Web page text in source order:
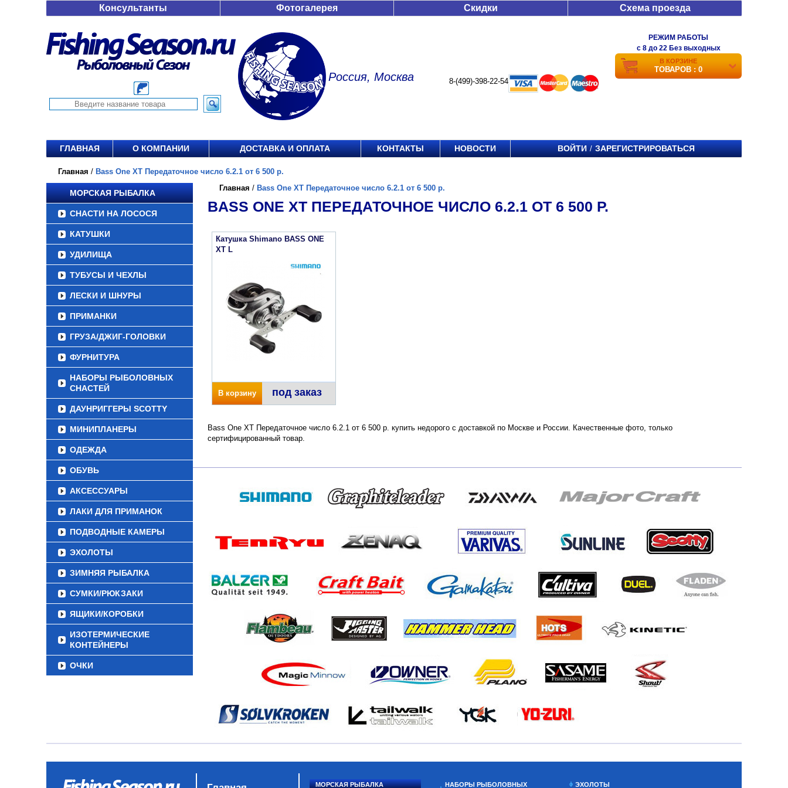
Консультанты Фотогалерея Скидки Схема проезда
Россия, Москва 8-(499)-398-22-54
РЕЖИМ РАБОТЫ
c 8 до 22 Без выходных
В КОРЗИНЕ
ТОВАРОВ : 0
ГЛАВНАЯ О КОМПАНИИ ДОСТАВКА И ОПЛАТА КОНТАКТЫ НОВОСТИ ВОЙТИ / ЗАРЕГИСТРИРОВАТЬСЯ
Главная / Bass One XT Передаточное число 6.2.1 от 6 500 р.
МОРСКАЯ РЫБАЛКА
СНАСТИ НА ЛОСОСЯ
КАТУШКИ
УДИЛИЩА
ТУБУСЫ И ЧЕХЛЫ
ЛЕСКИ И ШНУРЫ
ПРИМАНКИ
ГРУЗА/ДЖИГ-ГОЛОВКИ
ФУРНИТУРА
НАБОРЫ РЫБОЛОВНЫХ
СНАСТЕЙ
ДАУНРИГГЕРЫ SCOTTY
МИНИПЛАНЕРЫ
ОДЕЖДА
ОБУВЬ
АКСЕССУАРЫ
ЛАКИ ДЛЯ ПРИМАНОК
ПОДВОДНЫЕ КАМЕРЫ
ЭХОЛОТЫ
ЗИМНЯЯ РЫБАЛКА
СУМКИ/РЮКЗАКИ
ЯЩИКИ/КОРОБКИ
ИЗОТЕРМИЧЕСКИЕ
КОНТЕЙНЕРЫ
ОЧКИ
Главная / Bass One XT Передаточное число 6.2.1 от 6 500 р.
BASS ONE XT ПЕРЕДАТОЧНОЕ ЧИСЛО 6.2.1 ОТ 6 500 Р.
Катушка Shimano BASS ONE
XT L
В корзину под заказ
Bass One XT Передаточное число 6.2.1 от 6 500 р. купить недорого с доставкой по Москве и России. Качественные фото, только
сертифицированный товар.
МОРСКАЯ РЫБАЛКА НАБОРЫ РЫБОЛОВНЫХ ЭХОЛОТЫ